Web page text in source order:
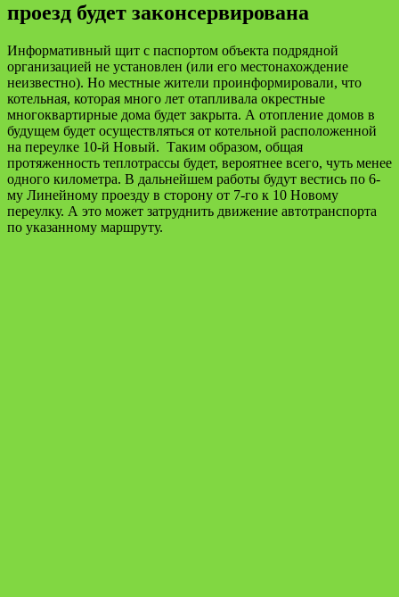
проезд будет законсервирована
Информативный щит с паспортом объекта подрядной
организацией не установлен (или его местонахождение
неизвестно). Но местные жители проинформировали, что
котельная, которая много лет отапливала окрестные
многоквартирные дома будет закрыта. А отопление домов в
будущем будет осуществляться от котельной расположенной
на переулке 10-й Новый. Таким образом, общая
протяженность теплотрассы будет, вероятнее всего, чуть менее
одного километра. В дальнейшем работы будут вестись по 6-
му Линейному проезду в сторону от 7-го к 10 Новому
переулку. А это может затруднить движение автотранспорта
по указанному маршруту.